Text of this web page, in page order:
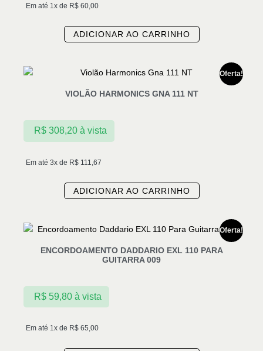
Em até 1x de R$ 60,00
ADICIONAR AO CARRINHO
Oferta!
VIOLÃO HARMONICS GNA 111 NT
Em até 3x de R$ 111,67
R$308,20 à vista
ADICIONAR AO CARRINHO
Oferta!
ENCORDOAMENTO DADDARIO EXL 110 PARA
GUITARRA 009
Em até 1x de R$ 65,00
R$59,80 à vista